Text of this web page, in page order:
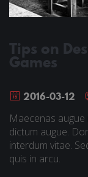
Tips on
Games
2016-03-12
Maecenas
dictum augue.
interdum vitae.
quis in arcu.